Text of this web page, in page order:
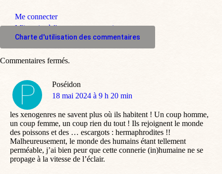
Me connecter
M'inscrire à l'espace commentaire
Charte d'utilisation des commentaires
Poséidon
dit
18 mai 2024 à 9 h 20 min
les xenogenres ne savent plus où ils habitent ! Un coup homme,
un coup femme, un coup rien du tout ! Ils rejoignent le monde
des poissons et des … escargots : hermaphrodites !!
Malheureusement, le monde des humains étant tellement
perméable, j’ai bien peur que cette connerie (in)humaine ne se
propage à la vitesse de l’éclair.
Commentaires fermés.